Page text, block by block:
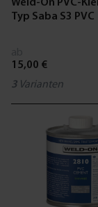
Weld-On PVC-
Typ Saba S3 PVC
15,00 €
3 Varianten